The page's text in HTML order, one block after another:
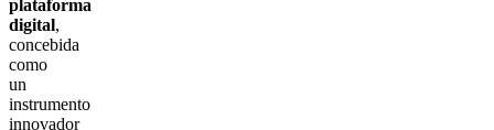
plataforma
digital,
concebida
como
un
instrumento
innovador